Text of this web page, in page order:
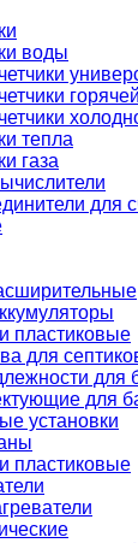
воды
тепла
газа
для
пластиковые
для
для
для
установки
пластиковые